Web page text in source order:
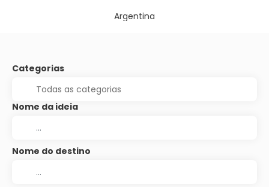
Argentina
Categorias
Nome da ideia
Nome do destino